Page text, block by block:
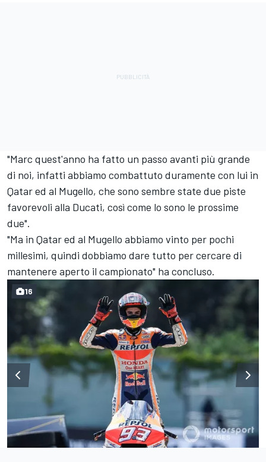
"Marc quest'anno ha fatto un passo avanti più grande
di noi, infatti abbiamo combattuto duramente con lui in
Qatar ed al Mugello, che sono sembre state due piste
favorevoli alla Ducati, così come lo sono le prossime
due".
"Ma in Qatar ed al Mugello abbiamo vinto per pochi
millesimi, quindi dobbiamo dare tutto per cercare di
mantenere aperto il campionato" ha concluso.
16